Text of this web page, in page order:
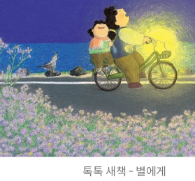
톡톡 새책 - 별에게
- 씨앗 크기 수술 로봇